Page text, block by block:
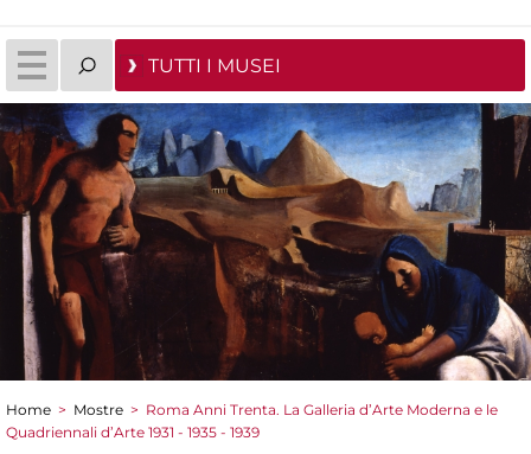
TUTTI I MUSEI
Tu sei qui
Home > Mostre > Roma Anni Trenta. La Galleria d’Arte Moderna e le
Quadriennali d’Arte 1931 - 1935 - 1939